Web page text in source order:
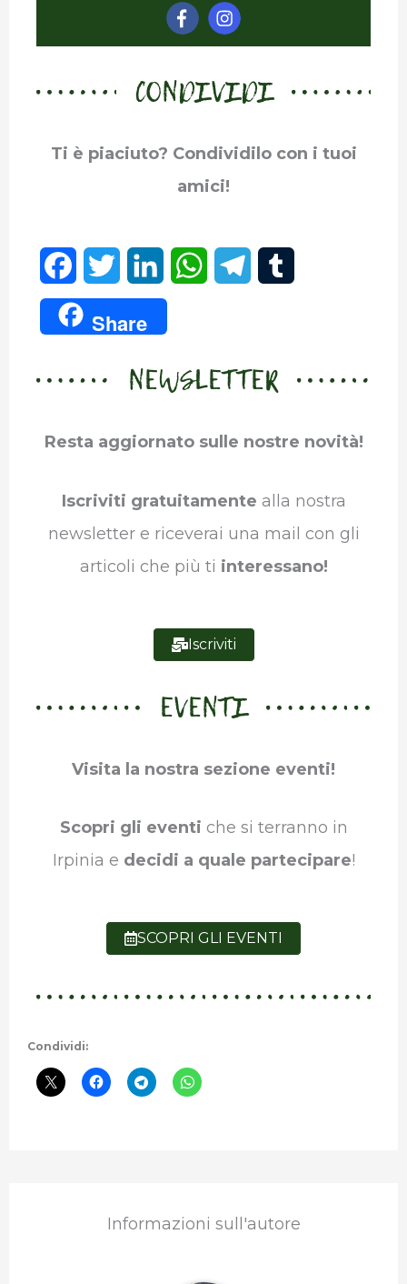
CONDIVIDI
Ti è piaciuto? Condividilo con i tuoi
amici!
a
c
o
w
i
e
i
n
k
d
W
t
A
e
r
b
r
Share
NEWSLETTER
Resta aggiornato sulle nostre novità!
Iscriviti gratuitamente alla nostra
newsletter e riceverai una mail con gli
articoli che più ti interessano!
Iscriviti
EVENTI
Visita la nostra sezione eventi!
Scopri gli eventi che si terranno in
Irpinia e decidi a quale partecipare!
SCOPRI GLI EVENTI
Condividi:
Informazioni sull'autore